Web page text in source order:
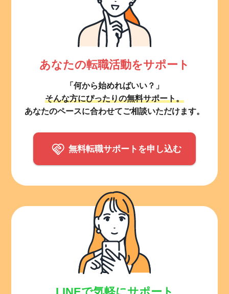
あなたの転職活動をサポート
「何から始めればいい？」
そんな方にぴったりの無料サポート。
あなたのペースに合わせてご相談いただけます。
無料転職サポートを申し込む